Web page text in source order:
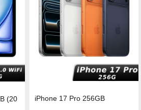
(20
iPhone 17 Pro 256GB